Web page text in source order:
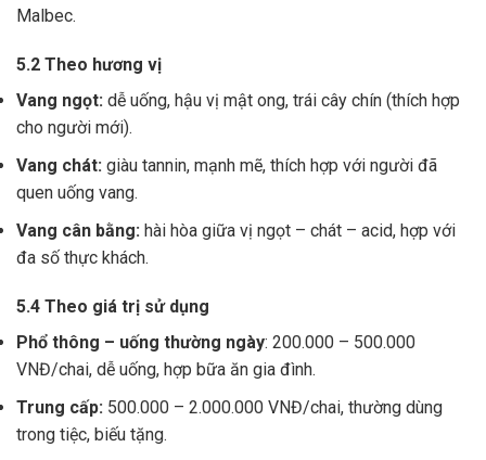
Malbec.
5.2 Theo hương vị
Vang ngọt: dễ uống, hậu vị mật ong, trái cây chín (thích hợp
cho người mới).
Vang chát: giàu tannin, mạnh mẽ, thích hợp với người đã
quen uống vang.
Vang cân bằng: hài hòa giữa vị ngọt – chát – acid, hợp với
đa số thực khách.
5.4 Theo giá trị sử dụng
Phổ thông – uống thường ngày: 200.000 – 500.000
VNĐ/chai, dễ uống, hợp bữa ăn gia đình.
Trung cấp: 500.000 – 2.000.000 VNĐ/chai, thường dùng
trong tiệc, biếu tặng.